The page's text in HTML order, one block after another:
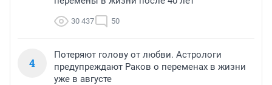
30 437 50
4
Потеряют голову от любви. Астрологи
предупреждают Раков о переменах в жизни
уже в августе